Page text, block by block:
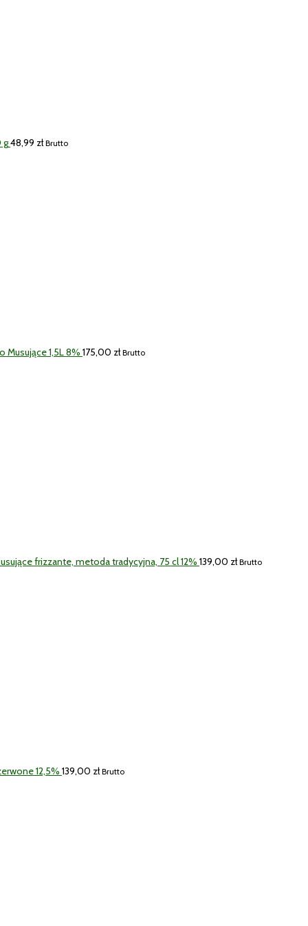
g48,99 zł Brutto
Musujące 1,5L 8% 175,00 zł Brutto
frizzante, metoda tradycyjna, 75 cl 12% 139,00 zł Brutto
12,5% 139,00 zł Brutto